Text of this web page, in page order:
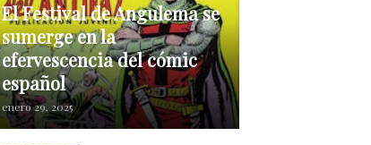
El Festival de Angulema se
sumerge en la
efervescencia del cómic
español
enero 29, 2025